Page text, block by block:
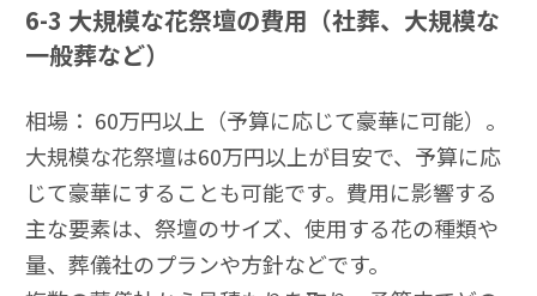
6-3 大規模な花祭壇の費用（社葬、大規模な
一般葬など）
相場： 60万円以上（予算に応じて豪華に可能）。
大規模な花祭壇は60万円以上が目安で、予算に応
じて豪華にすることも可能です。費用に影響する
主な要素は、祭壇のサイズ、使用する花の種類や
量、葬儀社のプランや方針などです。